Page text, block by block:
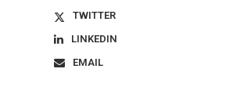
TWITTER
LINKEDIN
EMAIL